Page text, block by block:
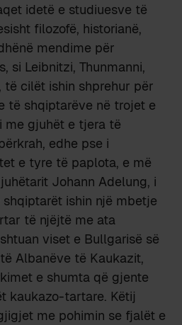
idetë e studiuesve të
filozofë, historianë,
mendime për
si Leibnitzi, Thunmanni,
të cilët ishin shprehur për
të shqiptarëve në trojet e
me gjuhët e tjera të
edhe pse i
e tyre të paplota, e më
Johann Adelung, i
ishin një mbetje
të njëjtë me ata
viset e Bullgarisë së
Albanëve të Kaukazit,
e shumta që gjente
kaukazo-tartare. Këtij
me pohimin se fjalët e